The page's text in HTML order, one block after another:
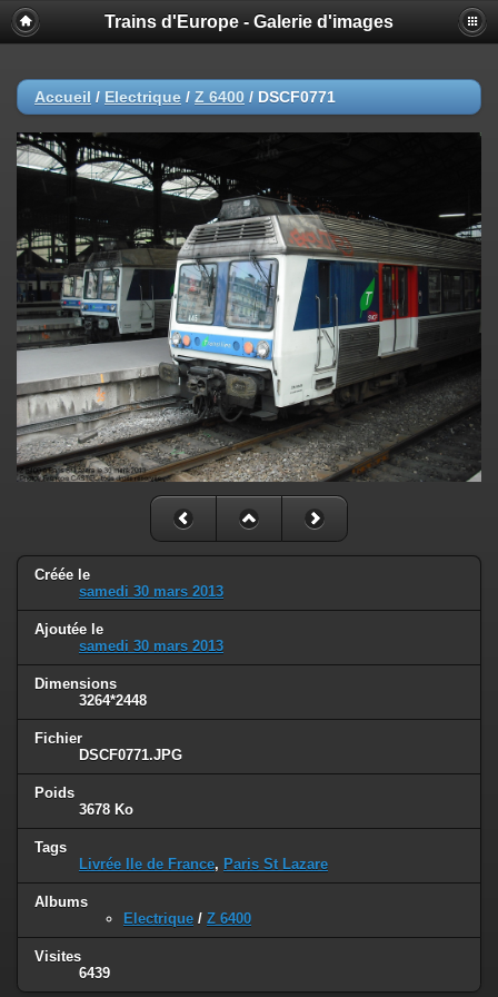
Trains d'Europe - Galerie d'images
Accueil / Electrique / Z 6400 / DSCF0771
Créée le
samedi 30 mars 2013
Ajoutée le
samedi 30 mars 2013
Dimensions
3264*2448
Fichier
DSCF0771.JPG
Poids
3678 Ko
Tags
Livrée Ile de France, Paris St Lazare
Albums
Electrique / Z 6400
Visites
6439